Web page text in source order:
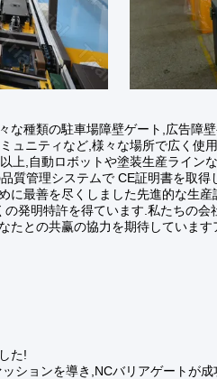
種類の駐車場障壁ゲート,広告障
ニティなど,様々な場所で広く使
,自動ロボットや塗装生産ライン
管理システムで CE証明書を取
最善を尽くしました先進的な生
発明特許を得ています.私たちの
との共赢の協力を期待していま
た!
ションを導き,NCバリアゲートが